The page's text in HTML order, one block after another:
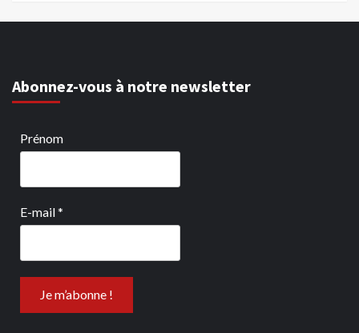
Abonnez-vous à notre newsletter
Prénom
E-mail*